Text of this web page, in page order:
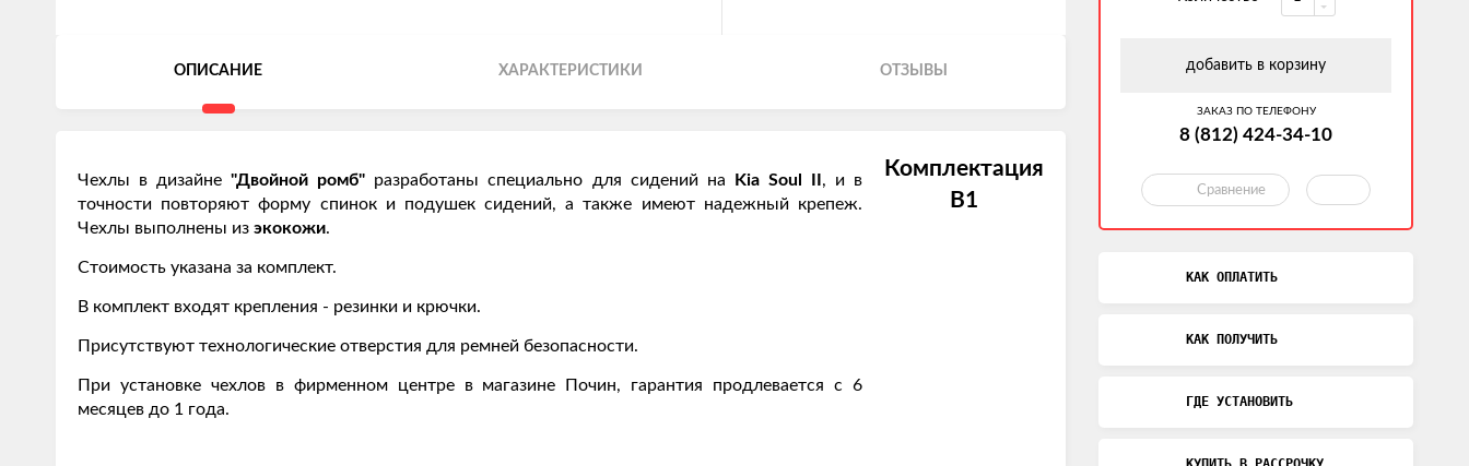
ОПИСАНИЕ ХАРАКТЕРИСТИКИ ОТЗЫВЫ
Чехлы в дизайне"Двойной ромб" разработаны специально для сидений на Kia Soul II , и в
точности повторяют форму спинок и подушек сидений, а также имеют надежный крепеж.
Чехлы выполнены из экокожи.
Стоимость указана за комплект.
В комплект входят крепления - резинки и крючки.
Присутствуют технологические отверстия для ремней безопасности.
При установке чехлов в фирменном центре в магазине Почин, гарантия продлевается с 6
месяцев до 1 года.
Комплектация
В1
добавить в корзину
ЗАКАЗ ПО ТЕЛЕФОНУ
8 (812) 424-34-10
Сравнение
КАК ОПЛАТИТЬ
КАК ПОЛУЧИТЬ
ГДЕ УСТАНОВИТЬ